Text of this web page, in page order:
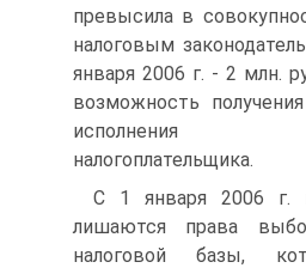
превысила в
налоговым
января 2006 г. - 2 млн.
возможность
исполнения
налогоплательщика.
С 1 января 2006 г.
лишаются права
налоговой базы,